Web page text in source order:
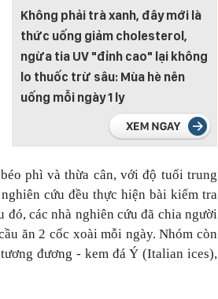
Không phải trà xanh, đây mới là
thức uống giảm cholesterol,
ngừa tia UV "đỉnh cao" lại không
lo thuốc trừ sâu: Mùa hè nên
uống mỗi ngày 1 ly
phì và thừa cân, với độ tuổi trung
cứu đều thực hiện bài kiểm tra
đó, các nhà nghiên cứu đã chia người
ăn 2 cốc xoài mỗi ngày. Nhóm còn
đương - kem đá Ý (Italian ices),